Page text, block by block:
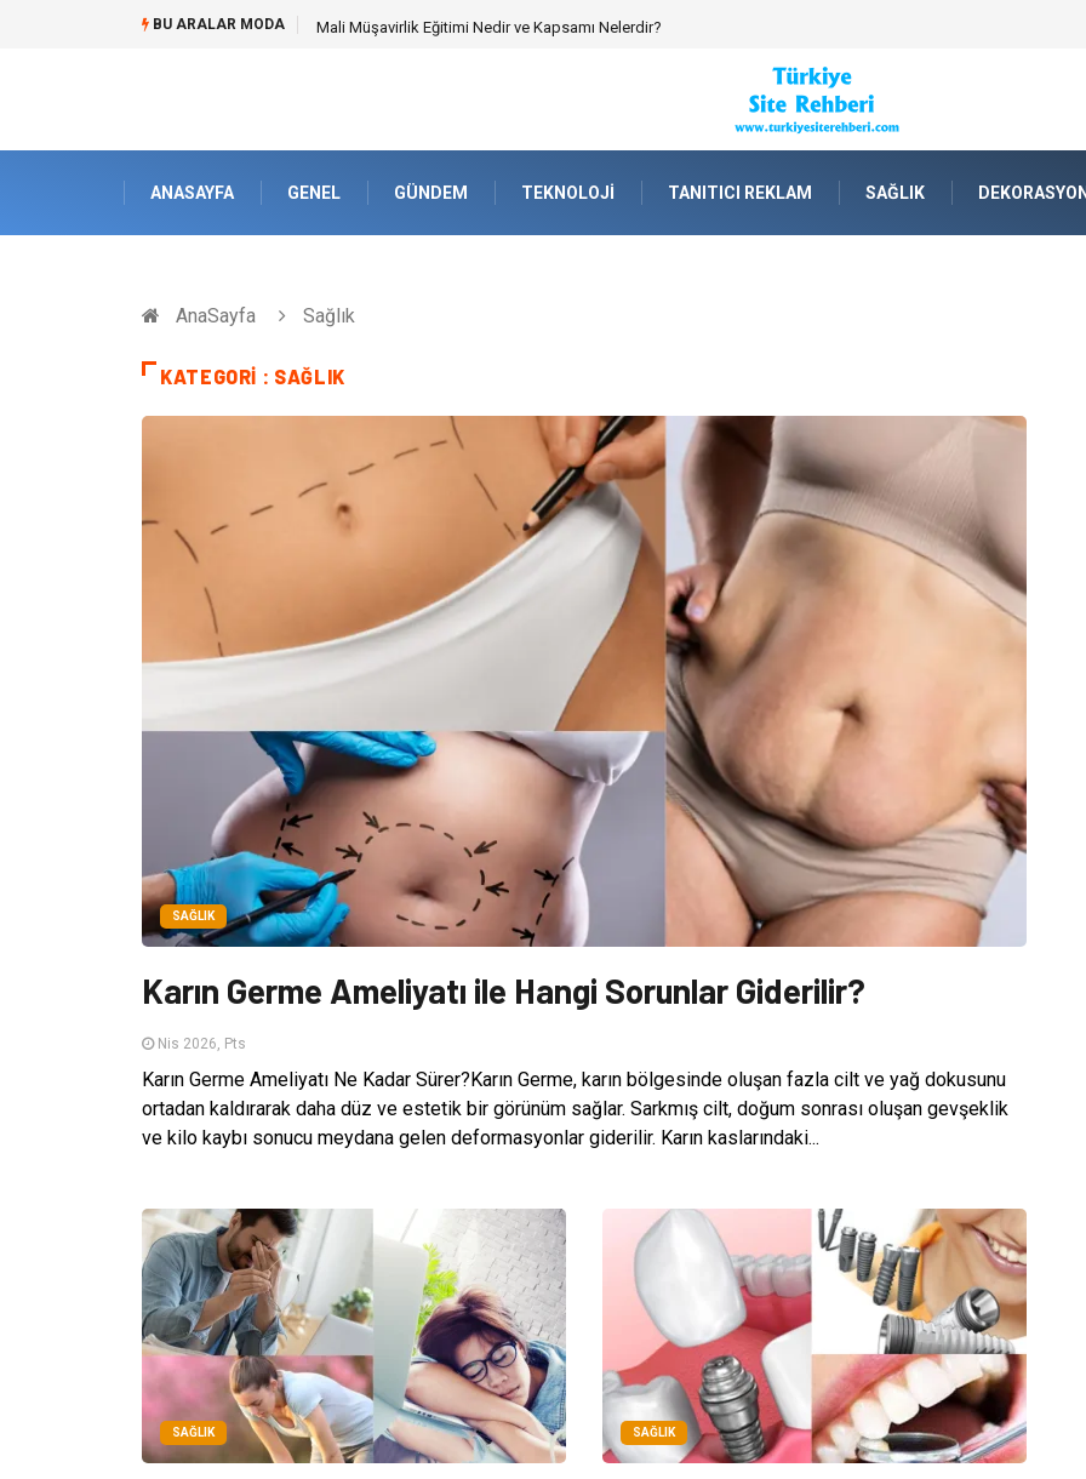
BU ARALAR MODA Forma Yaptırma Girişimiyle Akademik Spor Topluluklarında Kurumsal Kimlik İnşa Etmek
ANASAYFA GENEL GÜNDEM TEKNOLOJI TANITICI REKLAM SAĞLIK DEKORASYON
AnaSayfa Sağlık
KATEGORI : SAĞLIK
SAĞLIK
Karın Germe Ameliyatı ile Hangi Sorunlar Giderilir?
Nis 2026, Pts
Karın Germe Ameliyatı Ne Kadar Sürer?Karın Germe, karın bölgesinde oluşan fazla cilt ve yağ dokusunu
ortadan kaldırarak daha düz ve estetik bir görünüm sağlar. Sarkmış cilt, doğum sonrası oluşan gevşeklik
ve kilo kaybı sonucu meydana gelen deformasyonlar giderilir. Karın kaslarındaki...
SAĞLIK SAĞLIK